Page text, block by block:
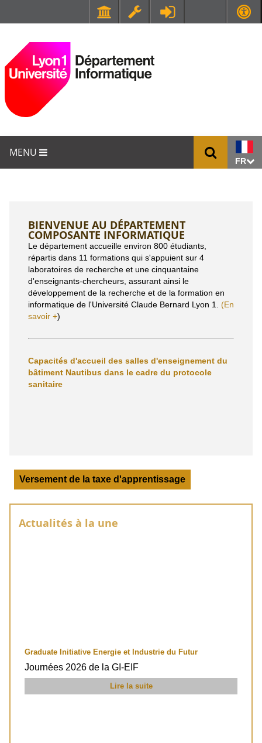
MENU
FR
BIENVENUE AU DÉPARTEMENT
COMPOSANTE INFORMATIQUE
Le département accueille environ 800 étudiants,
répartis dans 11 formations qui s'appuient sur 4
laboratoires de recherche et une cinquantaine
d'enseignants-chercheurs, assurant ainsi le
développement de la recherche et de la formation en
informatique de l'Université Claude Bernard Lyon 1. (En
savoir +)
Capacités d'accueil des salles d'enseignement du
bâtiment Nautibus dans le cadre du protocole
sanitaire
Versement de la taxe d'apprentissage
Actualités à la une
Graduate Initiative Energie et Industrie du Futur
Journées 2026 de la GI-EIF
Lire la suite